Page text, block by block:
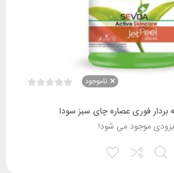
ناموجود
بردار فوری عصاره چای سبز سودا
بزودی موجود می شود!